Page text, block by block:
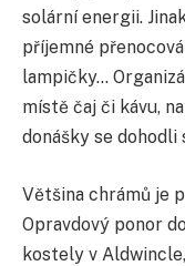
solární energii.
příjemné
lampičky…
místě čaj či kávu,
donášky se
Většina chrámů je
Opravdový ponor
kostely v